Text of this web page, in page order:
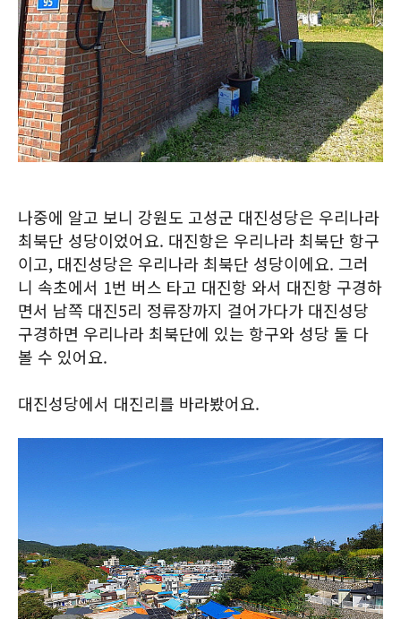
나중에 알고 보니 강원도 고성군 대진성당은 우리나라
최북단 성당이었어요. 대진항은 우리나라 최북단 항구
이고, 대진성당은 우리나라 최북단 성당이에요. 그러
니 속초에서 1번 버스 타고 대진항 와서 대진항 구경하
면서 남쪽 대진5리 정류장까지 걸어가다가 대진성당
구경하면 우리나라 최북단에 있는 항구와 성당 둘 다
볼 수 있어요.
대진성당에서 대진리를 바라봤어요.